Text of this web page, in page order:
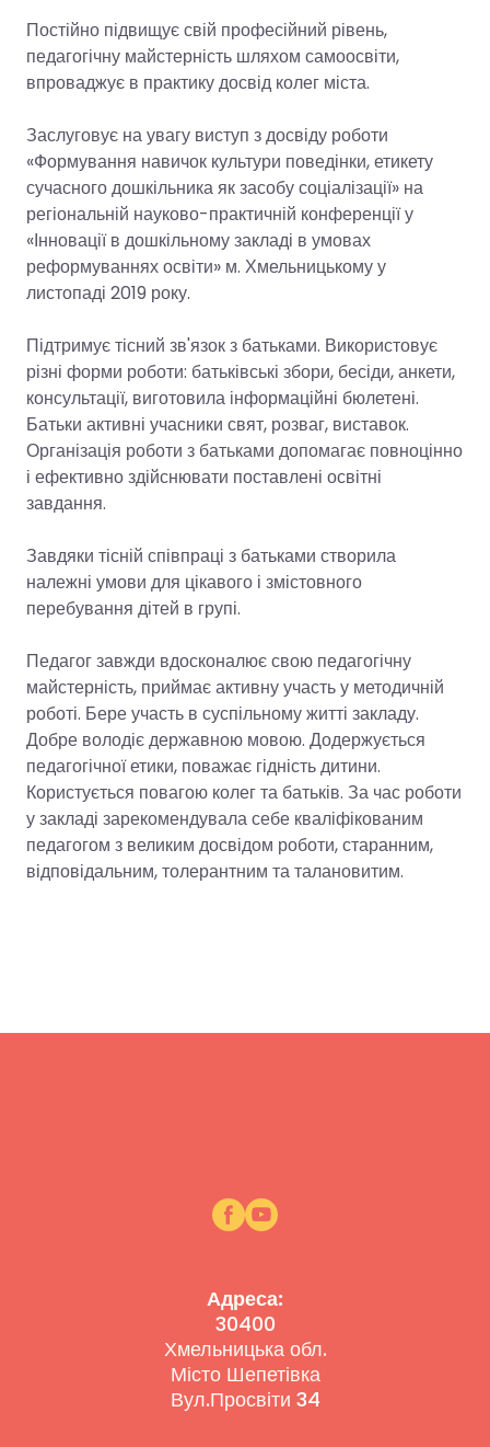
Постійно підвищує свій професійний рівень,
педагогічну майстерність шляхом самоосвіти,
впроваджує в практику досвід колег міста.
Заслуговує на увагу виступ з досвіду роботи
«Формування навичок культури поведінки, етикету
сучасного дошкільника як засобу соціалізації» на
регіональній науково-практичній конференції у
«Інновації в дошкільному закладі в умовах
реформуваннях освіти» м. Хмельницькому у
листопаді 2019 року.
Підтримує тісний зв'язок з батьками. Використовує
різні форми роботи: батьківські збори, бесіди, анкети,
консультації, виготовила інформаційні бюлетені.
Батьки активні учасники свят, розваг, виставок.
Організація роботи з батьками допомагає повноцінно
і ефективно здійснювати поставлені освітні
завдання.
Завдяки тісній співпраці з батьками створила
належні умови для цікавого і змістовного
перебування дітей в групі.
Педагог завжди вдосконалює свою педагогічну
майстерність, приймає активну участь у методичній
роботі. Бере участь в суспільному житті закладу.
Добре володіє державною мовою. Додержується
педагогічної етики, поважає гідність дитини.
Користується повагою колег та батьків. За час роботи
у закладі зарекомендувала себе кваліфікованим
педагогом з великим досвідом роботи, старанним,
відповідальним, толерантним та талановитим.
Адреса:
30400
Хмельницька обл.
Місто Шепетівка
Вул.Просвіти 34